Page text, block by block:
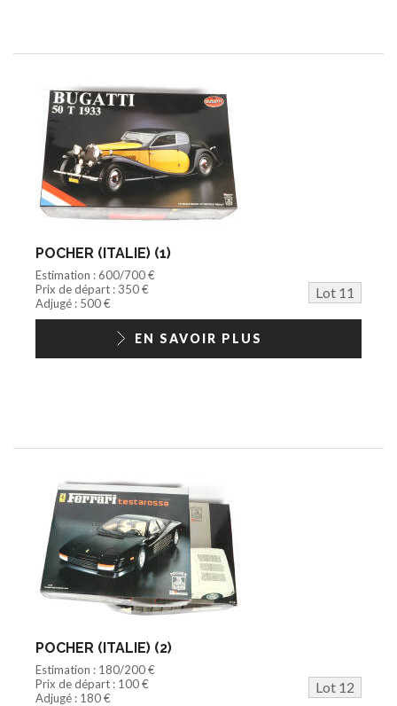
POCHER (ITALIE) (1)
Estimation : 600/700 €
Prix de départ : 350 €
Lot 11
Adjugé : 500 €
EN SAVOIR PLUS
POCHER (ITALIE) (2)
Estimation : 180/200 €
Prix de départ : 100 €
Lot 12
Adjugé : 180 €